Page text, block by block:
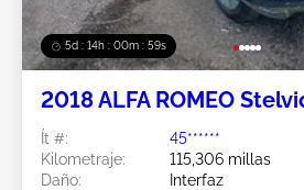
5d : 14h : 00m : 56s
2018 ALFA ROMEO
Ít #:
45******
Kilometraje:
115,306 millas
Daño:
Interfaz